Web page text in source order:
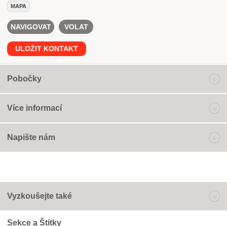
MAPA
NAVIGOVAT VOLAT
ULOŽIT KONTAKT
Pobočky
Více informací
Napište nám
Vyzkoušejte také
Sekce a Štítky